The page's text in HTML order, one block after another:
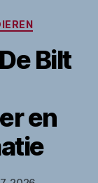
Bilt
en